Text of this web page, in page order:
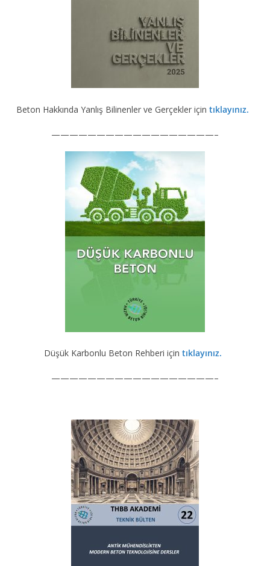
Beton Hakkında Yanlış Bilinenler ve Gerçekler için tıklayınız.
——————————————————–
Düşük Karbonlu Beton Rehberi için tıklayınız.
——————————————————–